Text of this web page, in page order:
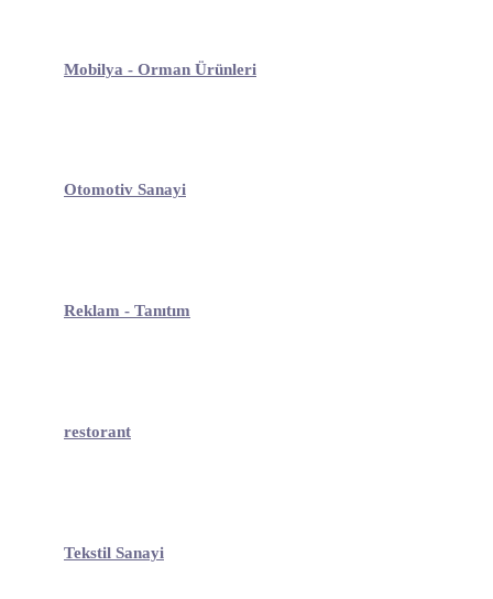
Mobilya - Orman Ürünleri
Otomotiv Sanayi
Reklam - Tanıtım
restorant
Tekstil Sanayi